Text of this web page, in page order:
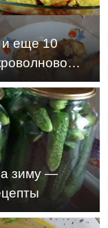
и еще 10
зиму —